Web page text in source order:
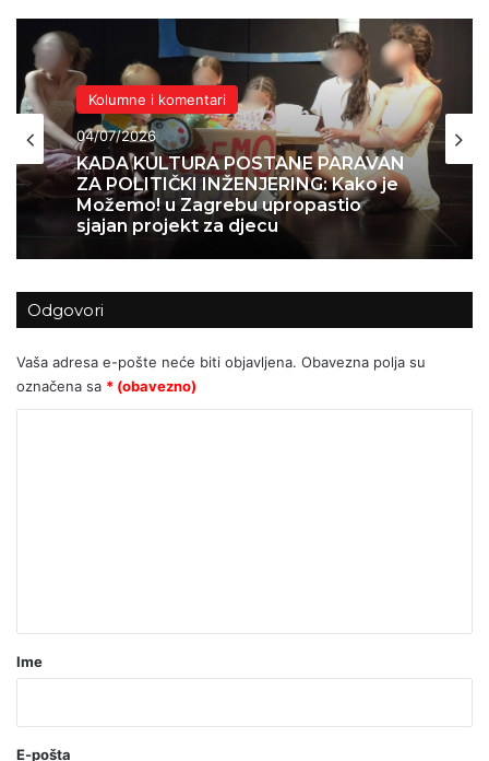
Kolumne i komentari
04/07/2026
KADA KULTURA POSTANE PARAVAN
ZA POLITIČKI INŽENJERING: Kako je
Možemo! u Zagrebu upropastio
sjajan projekt za djecu
Odgovori
Vaša adresa e-pošte neće biti objavljena. Obavezna polja su
označena sa * (obavezno)
r
o
Ime
E-pošta